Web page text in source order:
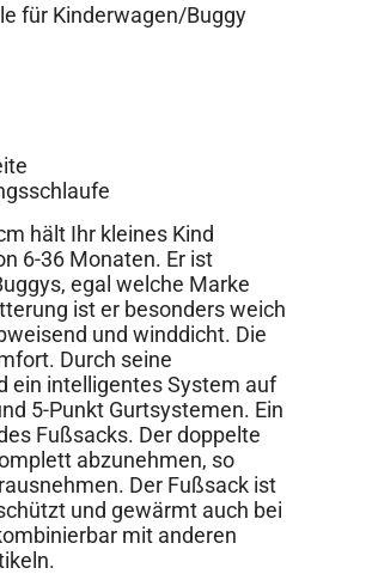
für Kinderwagen/Buggy
hält Ihr kleines Kind
6-36 Monaten. Er ist
egal welche Marke
ist er besonders weich
und winddicht. Die
Durch seine
ein intelligentes System auf
5-Punkt Gurtsystemen. Ein
Fußsacks. Der doppelte
abzunehmen, so
Der Fußsack ist
und gewärmt auch bei
mit anderen